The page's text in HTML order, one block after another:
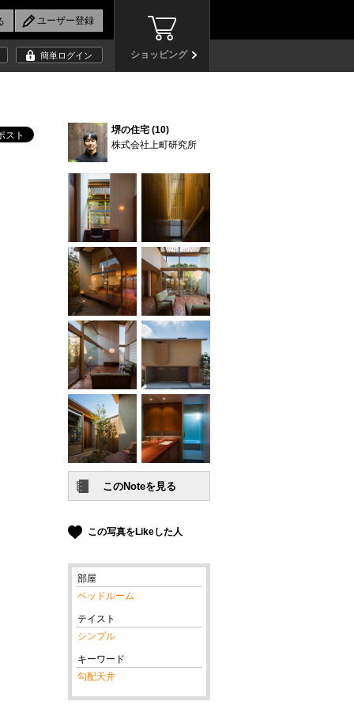
ショッピング
簡単ログイン
堺の住宅 (10)
株式会社上町研究所
この写真をLikeした人
部屋
ベッドルーム
テイスト
シンプル
キーワード
勾配天井